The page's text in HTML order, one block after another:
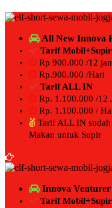
All New Innova
Tarif
Rp 900.000 /12
Rp.900.000 /Hari
Tarif ALL IN
Rp. 1.100.000 /12
Rp. 1.100.000 /
Tarif ALL IN
Makan untuk Supir
Innova Venturer
Tarif